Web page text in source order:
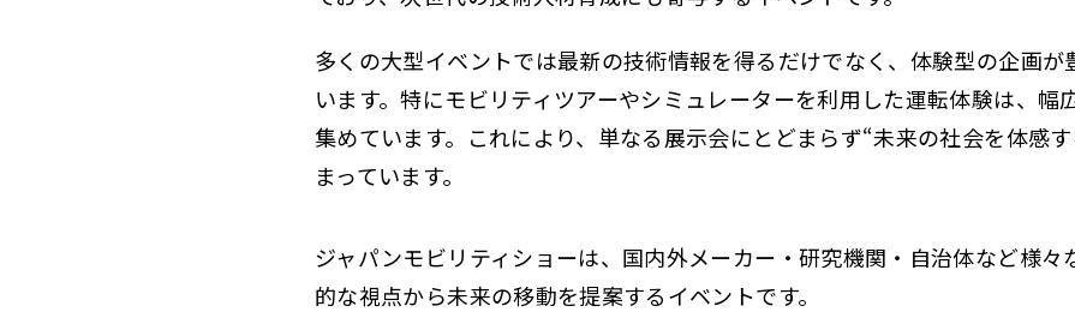
多くの大型イベントでは最新の技術情報を得るだけでなく、体験型の企画が
います。特にモビリティツアーやシミュレーターを利用した運転体験は、幅
集めています。これにより、単なる展示会にとどまらず“未来の社会を体感
まっています。
ジャパンモビリティショーは、国内外メーカー・研究機関・自治体など様々
的な視点から未来の移動を提案するイベントです。